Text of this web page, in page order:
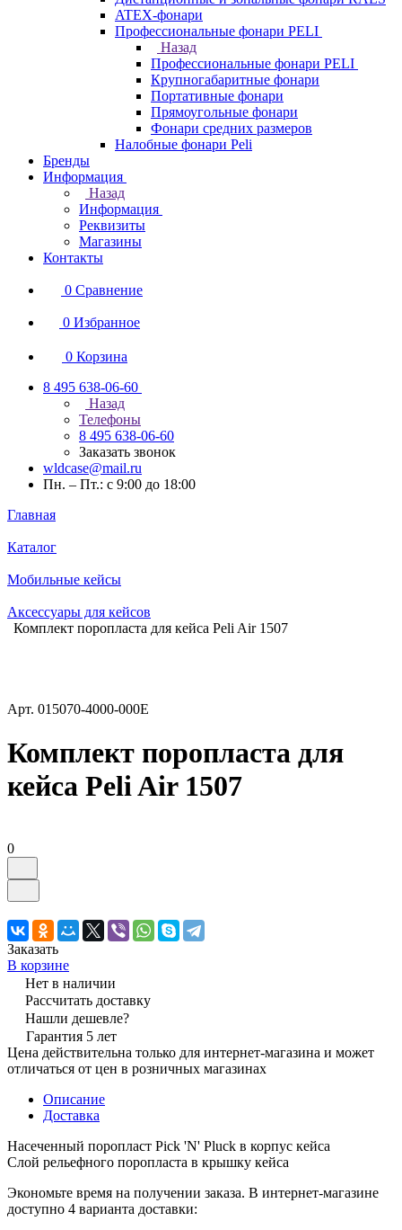
ATEX-фонари
Профессиональные фонари PELI
Назад
Профессиональные фонари PELI
Крупногабаритные фонари
Портативные фонари
Прямоугольные фонари
Фонари средних размеров
Налобные фонари Peli
Бренды
Информация
Назад
Информация
Реквизиты
Магазины
Контакты
0 Сравнение
0 Избранное
0 Корзина
8 495 638-06-60
Назад
Телефоны
8 495 638-06-60
Заказать звонок
wldcase@mail.ru
Пн. – Пт.: с 9:00 до 18:00
Главная
Каталог
Мобильные кейсы
Аксессуары для кейсов
Комплект поропласта для кейса Peli Air 1507
Арт. 015070-4000-000E
Комплект поропласта для
кейса Peli Air 1507
0
Заказать
В корзине
Нет в наличии
Рассчитать доставку
Нашли дешевле?
Гарантия 5 лет
Цена действительна только для интернет-магазина и может
отличаться от цен в розничных магазинах
Описание
Доставка
Насеченный поропласт Pick 'N' Pluck в корпус кейса
Слой рельефного поропласта в крышку кейса
Экономьте время на получении заказа. В интернет-магазине
доступно 4 варианта доставки: